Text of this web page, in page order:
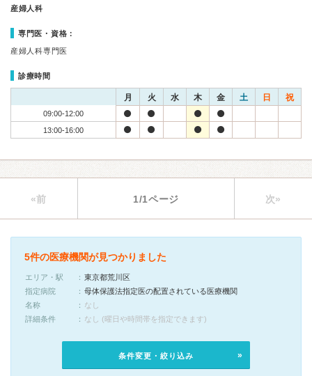
産婦人科
専門医・資格：
産婦人科専門医
診療時間
月 火 水 木 金 土 日 祝
09:00-12:00
13:00-16:00
«前 1/1ページ 次»
5件の医療機関が見つかりました
エリア・駅
東京都荒川区
指定病院
母体保護法指定医の配置されている医療機関
名称
なし
詳細条件
なし (曜日や時間帯を指定できます)
条件変更・絞り込み